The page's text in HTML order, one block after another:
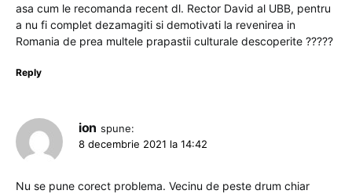
asa cum le recomanda recent dl. Rector David al UBB, pentru
a nu fi complet dezamagiti si demotivati la revenirea in
Romania de prea multele prapastii culturale descoperite ?????
Reply
ion spune:
8 decembrie 2021 la 14:42
Nu se pune corect problema. Vecinu de peste drum chiar